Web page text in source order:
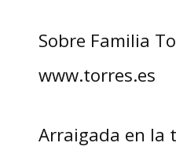
Sobre Familia
www.torres.es
Arraigada en la